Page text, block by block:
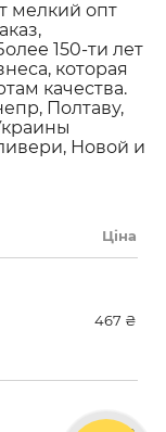
мелкий опт
150-ти лет
которая
качества.
Полтаву,
Новой и
Ціна
467 ₴